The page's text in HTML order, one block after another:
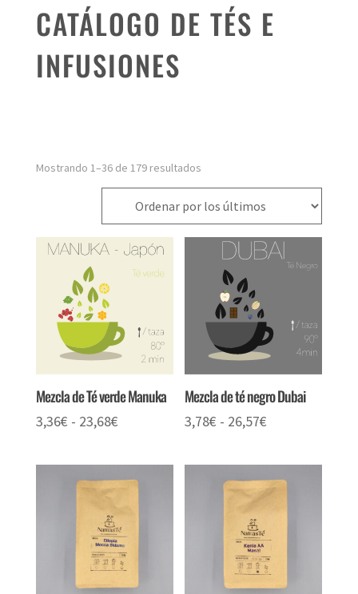
CATÁLOGO DE TÉS E
INFUSIONES
Mostrando 1–36 de 179 resultadosOrdenado
los
Mezcla de Té verde Manuka
3,36€ - 23,68€Rango
precios:
desde
hasta
23,68€
Mezcla de té negro Dubai
3,78€ - 26,57€
precios:
desde
3,78€
26,57€